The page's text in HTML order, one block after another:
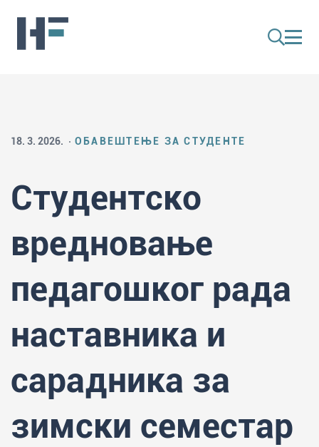
18. 3. 2026. ОБАВЕШТЕЊЕ ЗА СТУДЕНТЕ
Студентско
вредновање
педагошког рада
наставника и
сарадника за
зимски семестар